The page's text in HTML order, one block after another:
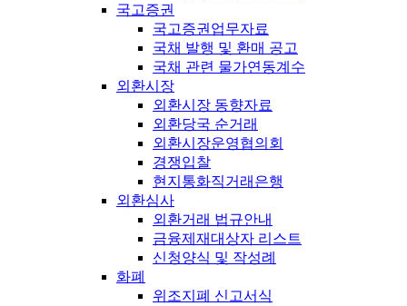
국고증권
국고증권업무자료
국채 발행 및 환매 공고
국채 관련 물가연동계수
외환시장
외환시장 동향자료
외환당국 순거래
외환시장운영협의회
경쟁입찰
현지통화직거래은행
외환심사
외환거래 법규안내
금융제재대상자 리스트
신청양식 및 작성례
화폐
위조지폐 신고서식